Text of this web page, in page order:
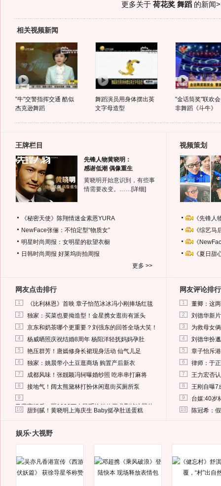
更多关于 荷花奖 舞蹈的新闻
相关视频新闻
"牛"交警指挥交通 酷似
杰克逊舞蹈
舞蹈演员用身体摆出英
文字母造型
"金话筒奖"联欢
非舞蹈《斗牛》
王牌栏目
先锋人物黄晓明：
感谢低潮 偶像重生
黄晓明开始意识到，有些事
情需要改变。…… [详细]
《秘密天使》陈翔情迷金素恩YURA
NewFace张俪：不怕定型“物质女”
明星时尚周报：女明星的欲望衣橱
日韩时尚周报 好莱坞街拍周报
更多 >>
视频策划
《先锋
《综艺
《
《夏日
网友点击排行
1 《比利林恩》首映 章子怡范冰冰冯小刚捧场红毯
2 独家：买菜也要拗造型！金星携女逛街有派头
3 京东和奶茶哪个更重要？刘强东的回答全场大笑！
4 杨威晒照庆祝结婚8周年 杨阳洋轻抚妈妈孕肚
5 艳压群芳！唐嫣修身长裙现身活动 仙气儿足
6 独家：姚晨带小土豆逛商场 购置产后新衣
7 成都风味！张靓颖冯轲曝婚纱照 吃串串打麻将
8 接地气！阔太熊黛林打扮休闲逛街买厕所泵
9
马蓉离婚后，砸1000万人民币给媒体要求删掉这照片
10 甜到腻！黄晓明上海庆生 Baby挺孕肚送蛋糕
网友评论排行
1 董卿：这
2 刘德华新
3 为救母女
4 刘德华扮
5 章子怡斥
6 律师：于
7 王力宏否
8 王刚自曝7
9 台媒:40岁
10 陈冠希：
娱乐·大视野